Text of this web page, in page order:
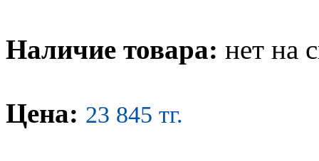
Наличие товара: нет на
Цена: 23 845 тг.